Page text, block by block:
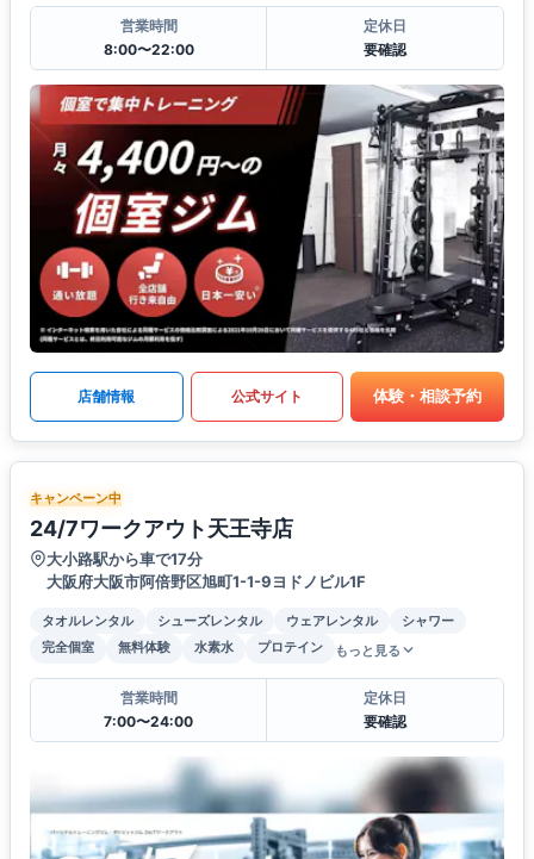
営業時間
8:00〜22:00
定休日
要確認
店舗情報 公式サイト 体験・相談予約
キャンペーン中
24/7ワークアウト天王寺店
大小路駅から車で17分
大阪府大阪市阿倍野区旭町1-1-9ヨドノビル1F
タオルレンタル シューズレンタル ウェアレンタル
シャワー
完全個室
無料体験 水素水 プロテイン もっと見る
営業時間
7:00〜24:00
定休日
要確認